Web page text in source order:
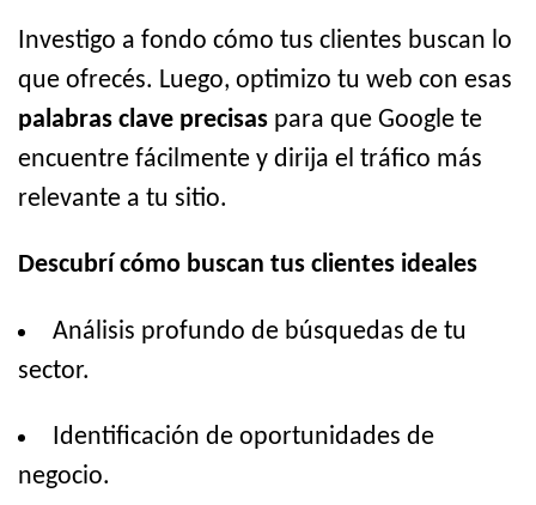
Investigo a fondo cómo tus clientes buscan lo
que ofrecés. Luego, optimizo tu web con esas
palabras clave precisas para que Google te
encuentre fácilmente y dirija el tráfico más
relevante a tu sitio.
Descubrí cómo buscan tus clientes ideales
Análisis profundo de búsquedas de tu
sector.
Identificación de oportunidades de
negocio.